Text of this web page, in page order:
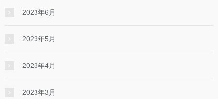
2023年6月
2023年5月
2023年4月
2023年3月